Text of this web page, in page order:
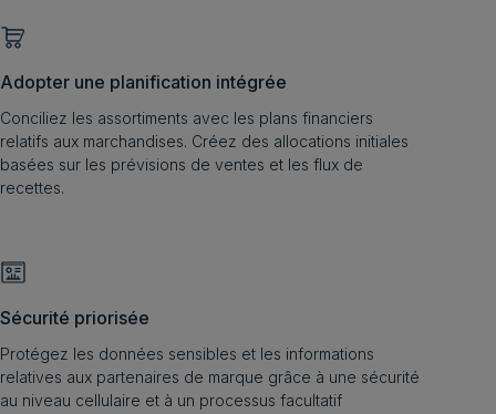
Adopter une planification intégrée
Conciliez les assortiments avec les plans financiers
relatifs aux marchandises. Créez des allocations initiales
basées sur les prévisions de ventes et les flux de
recettes.
Sécurité priorisée
Protégez les données sensibles et les informations
relatives aux partenaires de marque grâce à une sécurité
au niveau cellulaire et à un processus facultatif